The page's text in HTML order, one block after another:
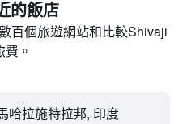
的飯店
百個旅遊網站和比較Shivaji
。
哈拉施特拉邦, 印度